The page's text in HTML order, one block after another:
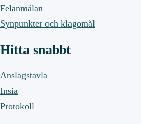
Felanmälan
Synpunkter och klagomål
Hitta snabbt
Anslagstavla
Insia
Protokoll